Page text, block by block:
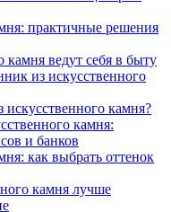
практичные решения
камня ведут себя в быту
из искусственного
камня?
камня:
и банков
как выбрать оттенок
камня лучше